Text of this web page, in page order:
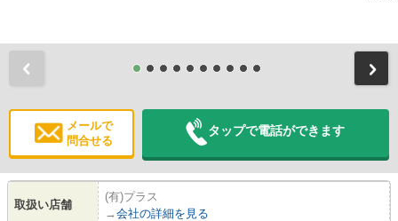
メールで
問合せる
タップで電話ができます
取扱い店舗
(有)プラス
→ 会社の詳細を見る